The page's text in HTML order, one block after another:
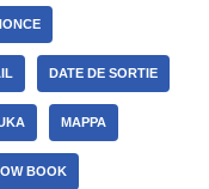
DATE DE SORTIE
MAPPA
BOOK